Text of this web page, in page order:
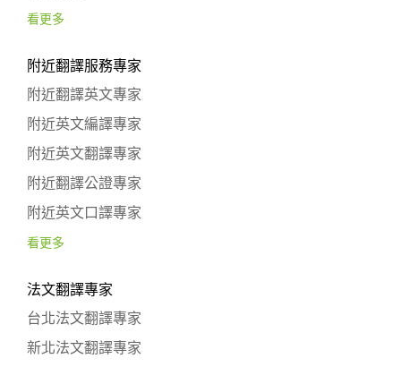
看更多
附近翻譯服務專家
附近翻譯英文專家
附近英文編譯專家
附近英文翻譯專家
附近翻譯公證專家
附近英文口譯專家
看更多
法文翻譯專家
台北法文翻譯專家
新北法文翻譯專家